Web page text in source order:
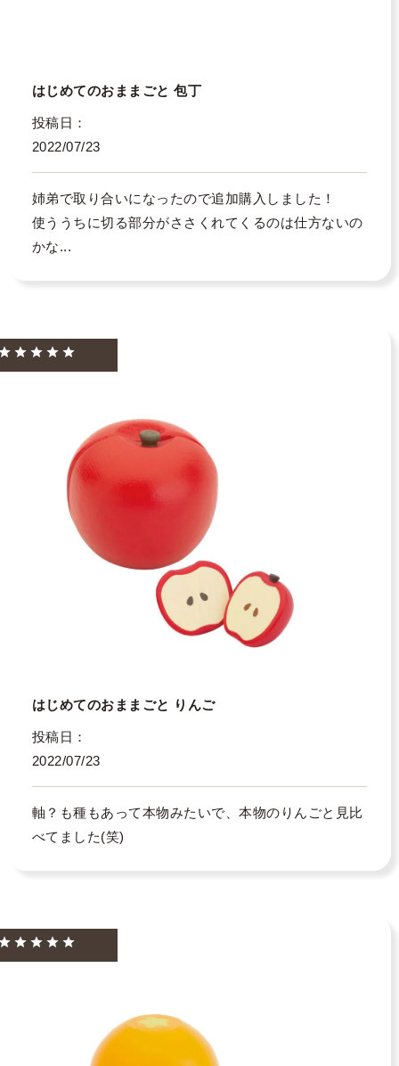
はじめてのおままごと 包丁
投稿日
2022/07/23
姉弟で取り合いになったので追加購入しました！
使ううちに切る部分がささくれてくるのは仕方ないの
かな...
はじめてのおままごと りんご
投稿日
2022/07/23
軸？も種もあって本物みたいで、本物のりんごと見比
べてました(笑)